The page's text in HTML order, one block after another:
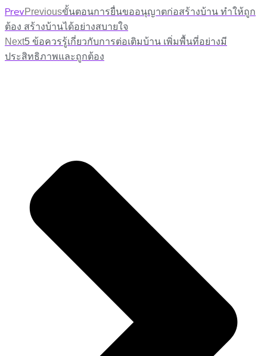
PrevPreviousขั้นตอนการยื่นขออนุญาตก่อสร้างบ้าน ทำให้ถูก
ต้อง สร้างบ้านได้อย่างสบายใจ
Next5 ข้อควรรู้เกี่ยวกับการต่อเติมบ้าน เพิ่มพื้นที่อย่างมี
ประสิทธิภาพและถูกต้อง